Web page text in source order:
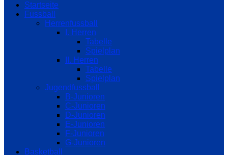
Startseite
Fussball
Herrenfussball
I. Herren
Tabelle
Spielplan
II. Herren
Tabelle
Spielplan
Jugendfussball
B-Junioren
C-Junioren
D-Junioren
E-Junioren
F-Junioren
G-Junioren
Basketball